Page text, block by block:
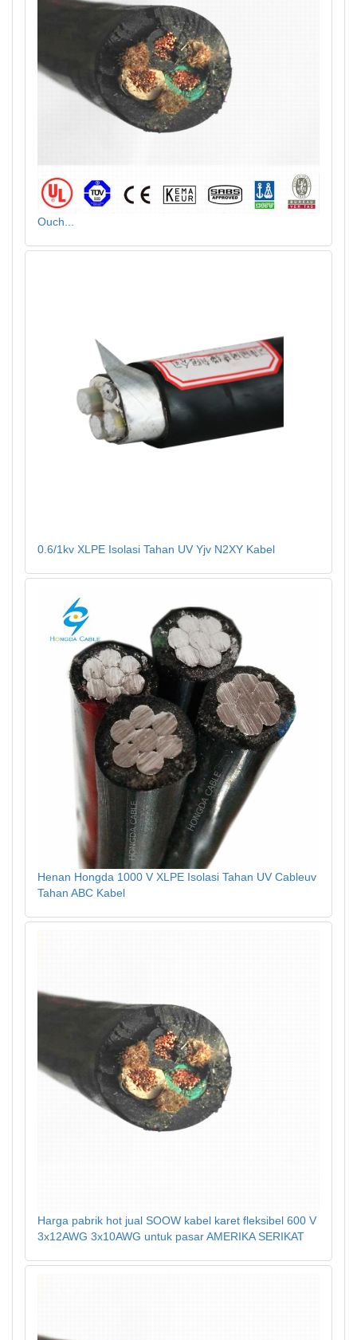
Ouch...
0.6/1kv XLPE Isolasi Tahan UV Yjv N2XY Kabel
Henan Hongda 1000 V XLPE Isolasi Tahan UV Cableuv
Tahan ABC Kabel
Harga pabrik hot jual SOOW kabel karet fleksibel 600 V
3x12AWG 3x10AWG untuk pasar AMERIKA SERIKAT